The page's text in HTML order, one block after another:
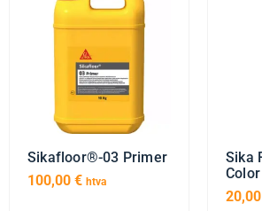
Sikafloor®-03 Primer
100,00 € htva
Sika
Color
20,00